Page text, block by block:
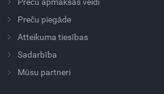
Preču apmaksas veidi
Preču piegāde
Atteikuma tiesības
Sadarbība
Mūsu partneri